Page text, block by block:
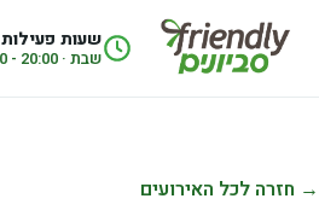
שעות פעילות
שבת · 20:00 - 23:00
→ חזרה לכל האירועים